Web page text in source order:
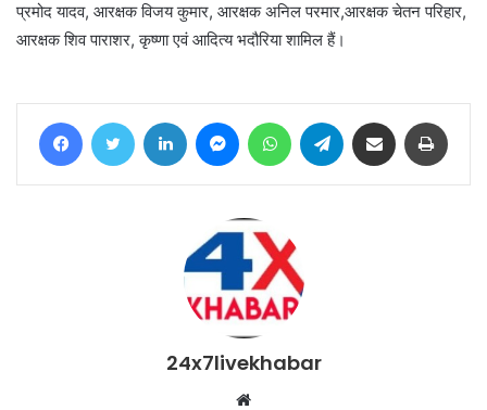
प्रमोद यादव, आरक्षक विजय कुमार, आरक्षक अनिल परमार,आरक्षक चेतन परिहार,
आरक्षक शिव पाराशर, कृष्णा एवं आदित्य भदौरिया शामिल हैं।
FacebookTwitter LinkedIn MessengerWhatsAppTelegram Share via Email
24x7livekhabar
Website